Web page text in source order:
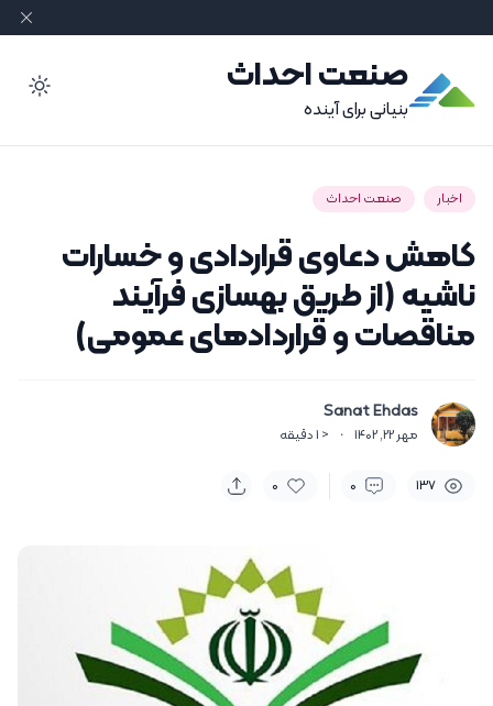
صنعت احداث
بنیانی برای آینده
اخبار صنعت احداث
کاهش دعاوی قراردادی و خسارات
ناشیه (از طریق بهسازی فرآیند
مناقصات و قراردادهای عمومی)
Sanat Ehdas
مهر 22, 1402 ·
< 1 دقیقه
137
0
0